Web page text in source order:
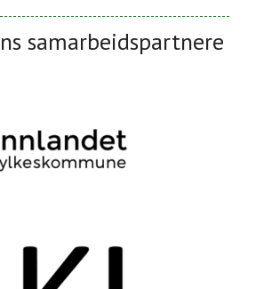
samarbeidspartnere